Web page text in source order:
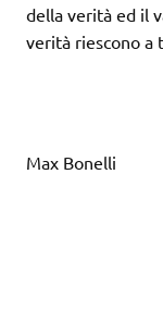
della verità ed il
verità riescono a
Max Bonelli